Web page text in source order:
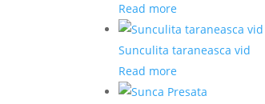
Read more
Sunculita taraneasca vid
Read more